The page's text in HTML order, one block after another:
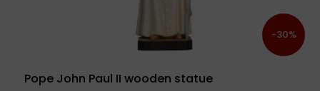
-30%
Pope John Paul II wooden statue